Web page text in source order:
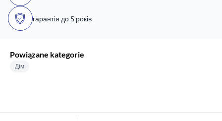
гарантія до 5 років
Powiązane kategorie
Дім